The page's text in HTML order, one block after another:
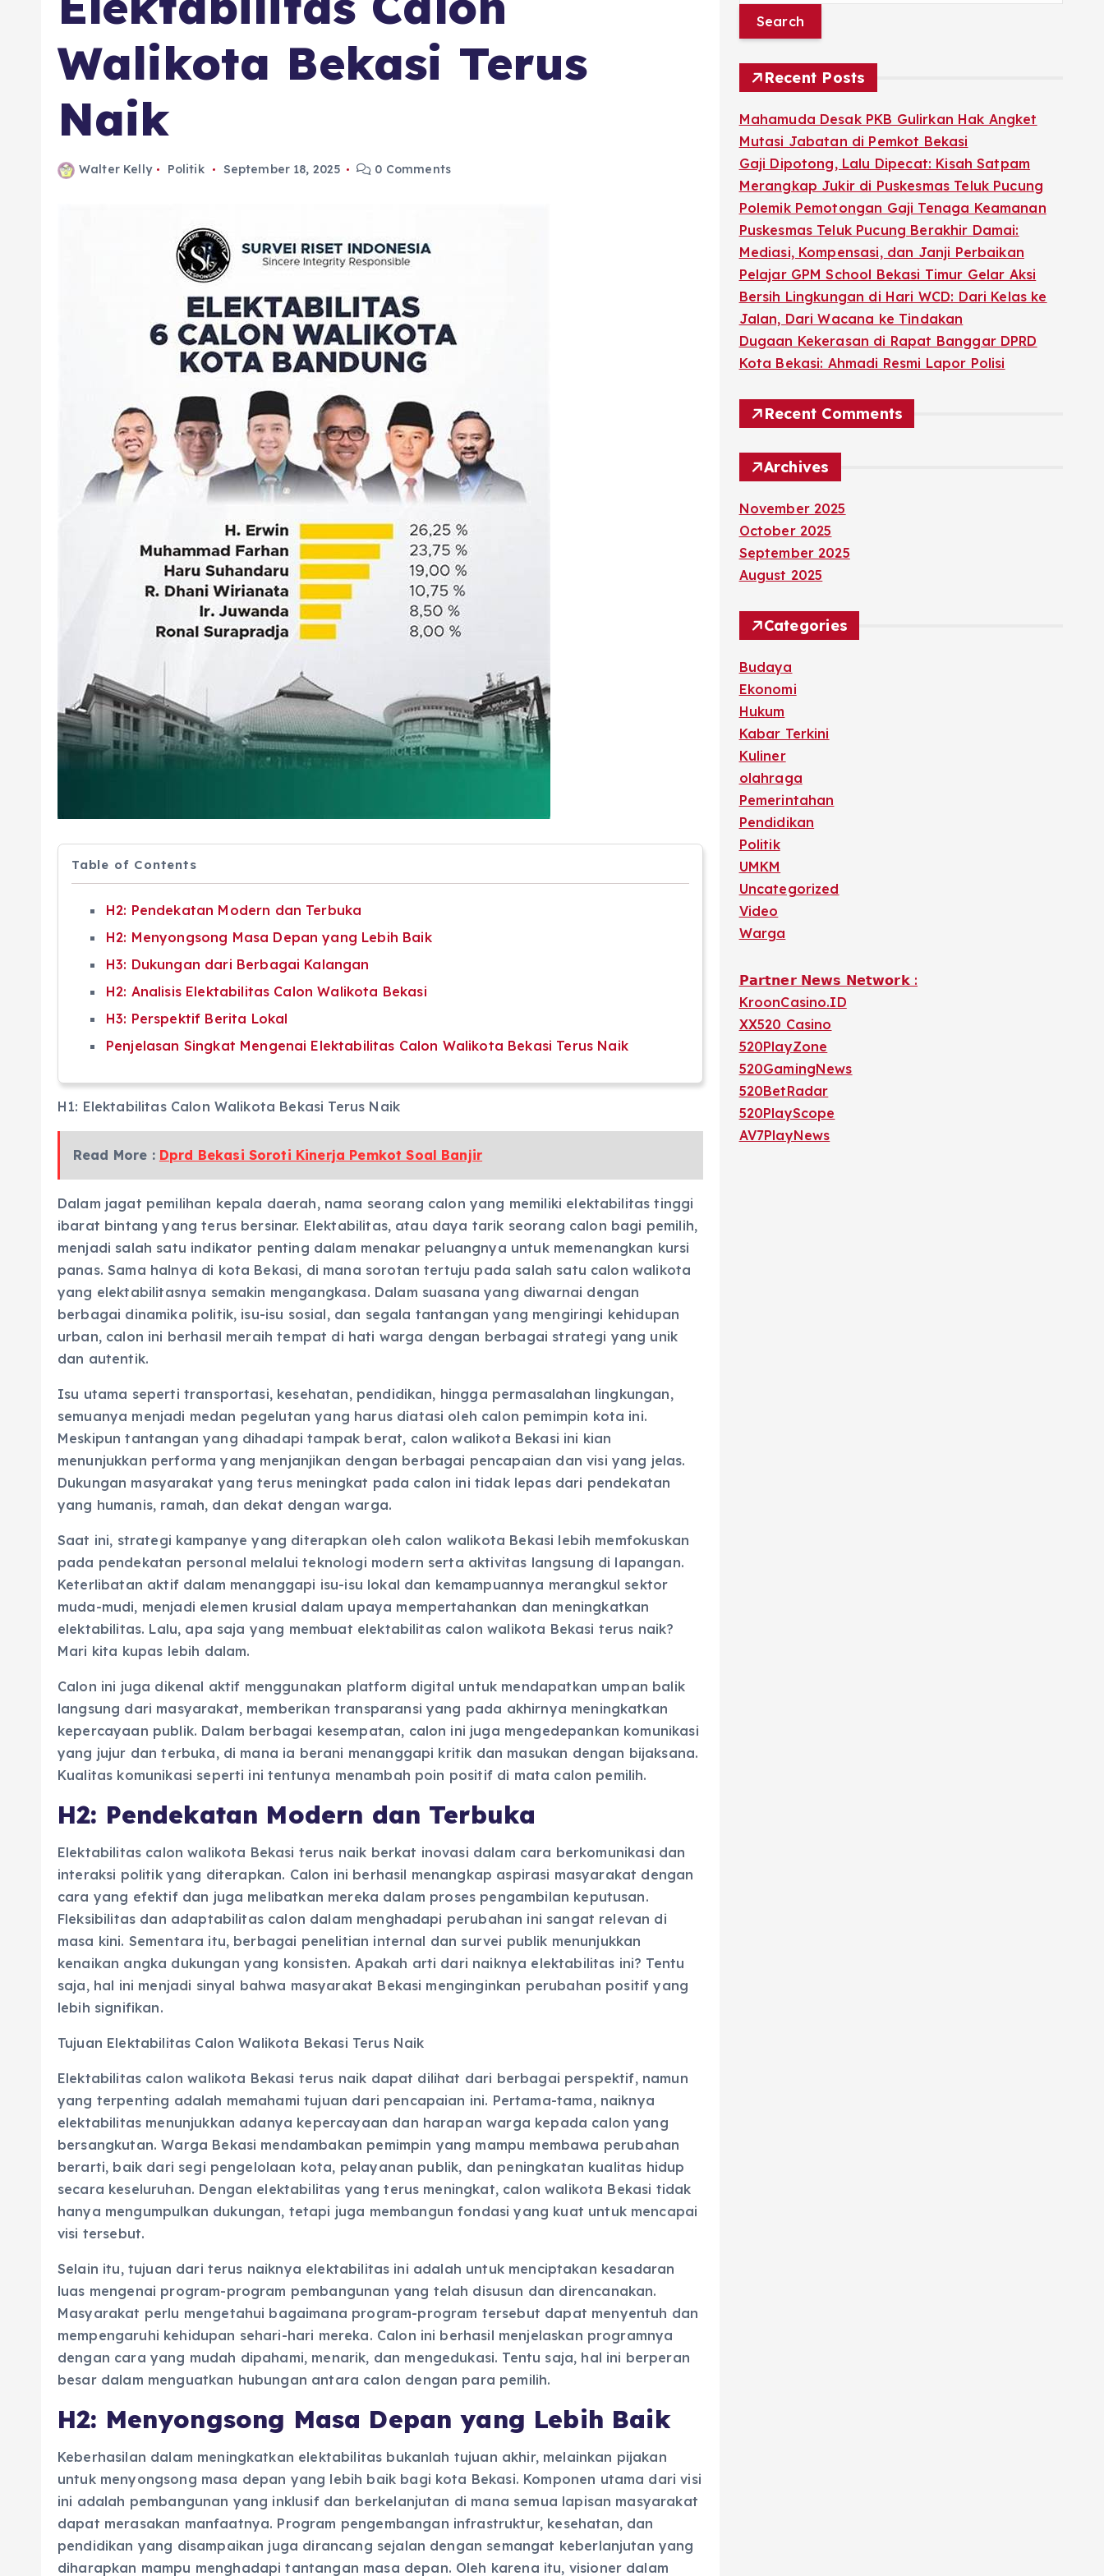
Walikota Bekasi Terus
Naik
Walter Kelly Politik September 18, 2025 0 Comments
Table of Contents
H2: Pendekatan Modern dan Terbuka
H2: Menyongsong Masa Depan yang Lebih Baik
H3: Dukungan dari Berbagai Kalangan
H2: Analisis Elektabilitas Calon Walikota Bekasi
H3: Perspektif Berita Lokal
Penjelasan Singkat Mengenai Elektabilitas Calon Walikota Bekasi Terus Naik
H1: Elektabilitas Calon Walikota Bekasi Terus Naik
Read More : Dprd Bekasi Soroti Kinerja Pemkot Soal Banjir
Dalam jagat pemilihan kepala daerah, nama seorang calon yang memiliki elektabilitas tinggi
ibarat bintang yang terus bersinar. Elektabilitas, atau daya tarik seorang calon bagi pemilih,
menjadi salah satu indikator penting dalam menakar peluangnya untuk memenangkan kursi
panas. Sama halnya di kota Bekasi, di mana sorotan tertuju pada salah satu calon walikota
yang elektabilitasnya semakin mengangkasa. Dalam suasana yang diwarnai dengan
berbagai dinamika politik, isu-isu sosial, dan segala tantangan yang mengiringi kehidupan
urban, calon ini berhasil meraih tempat di hati warga dengan berbagai strategi yang unik
dan autentik.
Isu utama seperti transportasi, kesehatan, pendidikan, hingga permasalahan lingkungan,
semuanya menjadi medan pegelutan yang harus diatasi oleh calon pemimpin kota ini.
Meskipun tantangan yang dihadapi tampak berat, calon walikota Bekasi ini kian
menunjukkan performa yang menjanjikan dengan berbagai pencapaian dan visi yang jelas.
Dukungan masyarakat yang terus meningkat pada calon ini tidak lepas dari pendekatan
yang humanis, ramah, dan dekat dengan warga.
Saat ini, strategi kampanye yang diterapkan oleh calon walikota Bekasi lebih memfokuskan
pada pendekatan personal melalui teknologi modern serta aktivitas langsung di lapangan.
Keterlibatan aktif dalam menanggapi isu-isu lokal dan kemampuannya merangkul sektor
muda-mudi, menjadi elemen krusial dalam upaya mempertahankan dan meningkatkan
elektabilitas. Lalu, apa saja yang membuat elektabilitas calon walikota Bekasi terus naik?
Mari kita kupas lebih dalam.
Calon ini juga dikenal aktif menggunakan platform digital untuk mendapatkan umpan balik
langsung dari masyarakat, memberikan transparansi yang pada akhirnya meningkatkan
kepercayaan publik. Dalam berbagai kesempatan, calon ini juga mengedepankan komunikasi
yang jujur dan terbuka, di mana ia berani menanggapi kritik dan masukan dengan bijaksana.
Kualitas komunikasi seperti ini tentunya menambah poin positif di mata calon pemilih.
H2: Pendekatan Modern dan Terbuka
Elektabilitas calon walikota Bekasi terus naik berkat inovasi dalam cara berkomunikasi dan
interaksi politik yang diterapkan. Calon ini berhasil menangkap aspirasi masyarakat dengan
cara yang efektif dan juga melibatkan mereka dalam proses pengambilan keputusan.
Fleksibilitas dan adaptabilitas calon dalam menghadapi perubahan ini sangat relevan di
masa kini. Sementara itu, berbagai penelitian internal dan survei publik menunjukkan
kenaikan angka dukungan yang konsisten. Apakah arti dari naiknya elektabilitas ini? Tentu
saja, hal ini menjadi sinyal bahwa masyarakat Bekasi menginginkan perubahan positif yang
lebih signifikan.
Tujuan Elektabilitas Calon Walikota Bekasi Terus Naik
Elektabilitas calon walikota Bekasi terus naik dapat dilihat dari berbagai perspektif, namun
yang terpenting adalah memahami tujuan dari pencapaian ini. Pertama-tama, naiknya
elektabilitas menunjukkan adanya kepercayaan dan harapan warga kepada calon yang
bersangkutan. Warga Bekasi mendambakan pemimpin yang mampu membawa perubahan
berarti, baik dari segi pengelolaan kota, pelayanan publik, dan peningkatan kualitas hidup
secara keseluruhan. Dengan elektabilitas yang terus meningkat, calon walikota Bekasi tidak
hanya mengumpulkan dukungan, tetapi juga membangun fondasi yang kuat untuk mencapai
visi tersebut.
Selain itu, tujuan dari terus naiknya elektabilitas ini adalah untuk menciptakan kesadaran
luas mengenai program-program pembangunan yang telah disusun dan direncanakan.
Masyarakat perlu mengetahui bagaimana program-program tersebut dapat menyentuh dan
mempengaruhi kehidupan sehari-hari mereka. Calon ini berhasil menjelaskan programnya
dengan cara yang mudah dipahami, menarik, dan mengedukasi. Tentu saja, hal ini berperan
besar dalam menguatkan hubungan antara calon dengan para pemilih.
H2: Menyongsong Masa Depan yang Lebih Baik
Keberhasilan dalam meningkatkan elektabilitas bukanlah tujuan akhir, melainkan pijakan
untuk menyongsong masa depan yang lebih baik bagi kota Bekasi. Komponen utama dari visi
ini adalah pembangunan yang inklusif dan berkelanjutan di mana semua lapisan masyarakat
dapat merasakan manfaatnya. Program pengembangan infrastruktur, kesehatan, dan
pendidikan yang disampaikan juga dirancang sejalan dengan semangat keberlanjutan yang
diharapkan mampu menghadapi tantangan masa depan. Oleh karena itu, visioner dalam
r
c
o
r
:
Recent Posts
Mahamuda Desak PKB Gulirkan Hak Angket
Mutasi Jabatan di Pemkot Bekasi
Gaji Dipotong, Lalu Dipecat: Kisah Satpam
Merangkap Jukir di Puskesmas Teluk Pucung
Polemik Pemotongan Gaji Tenaga Keamanan
Puskesmas Teluk Pucung Berakhir Damai:
Mediasi, Kompensasi, dan Janji Perbaikan
Pelajar GPM School Bekasi Timur Gelar Aksi
Bersih Lingkungan di Hari WCD: Dari Kelas ke
Jalan, Dari Wacana ke Tindakan
Dugaan Kekerasan di Rapat Banggar DPRD
Kota Bekasi: Ahmadi Resmi Lapor Polisi
Recent Comments
Archives
November 2025
October 2025
September 2025
August 2025
Categories
Budaya
Ekonomi
Hukum
Kabar Terkini
Kuliner
olahraga
Pemerintahan
Pendidikan
Politik
UMKM
Uncategorized
Video
Warga
𝗣𝗮𝗿𝘁𝗻𝗲𝗿 𝗡𝗲𝘄𝘀 𝗡𝗲𝘁𝘄𝗼𝗿𝗸 :
KroonCasino.ID
XX520 Casino
520PlayZone
520GamingNews
520BetRadar
520PlayScope
AV7PlayNews